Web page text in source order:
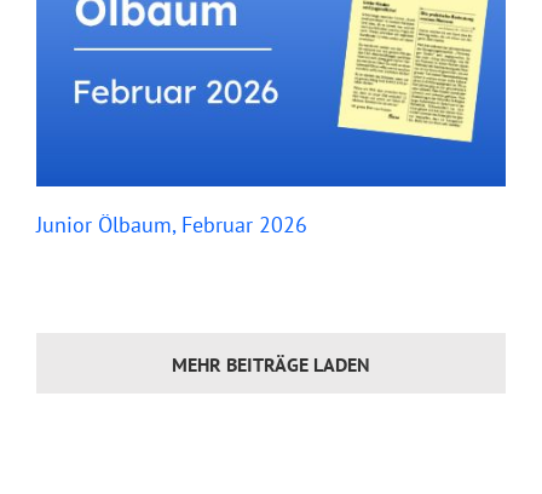
Junior Ölbaum, Februar 2026
MEHR BEITRÄGE LADEN